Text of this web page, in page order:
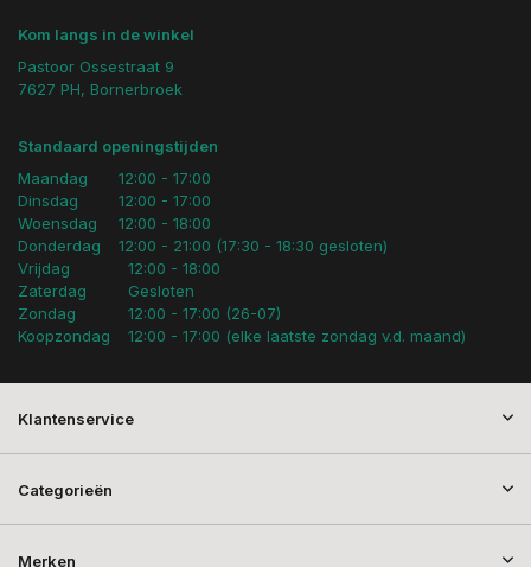
Kom langs in de winkel
Pastoor Ossestraat 9
7627 PH, Bornerbroek
Standaard openingstijden
Maandag
Dinsdag
Woensdag
Donderdag
12:00 - 17:00
12:00 - 17:00
12:00 - 18:00
12:00 - 21:00 (17:30 - 18:30 gesloten)
Vrijdag
Zaterdag
Zondag
Koopzondag
12:00 - 18:00
Gesloten
12:00 - 17:00 (26-07)
12:00 - 17:00 (elke laatste zondag v.d. maand)
Klantenservice
Categorieën
Merken